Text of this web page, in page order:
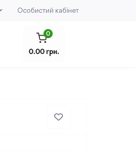
Особистий кабінет
0
0.00 грн.